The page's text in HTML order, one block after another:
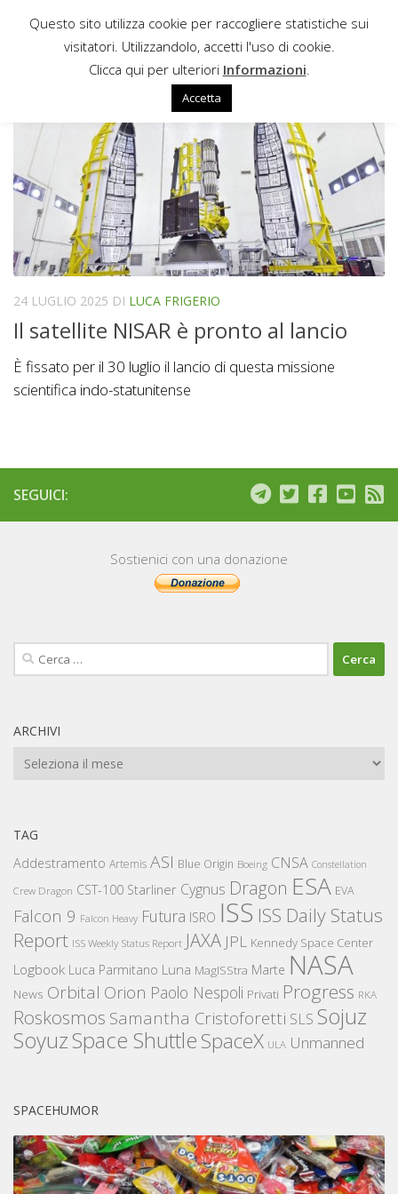
Sotto il contenuto
PERMAFROST
24 LUGLIO 2025 DI LUCA FRIGERIO
Il satellite NISAR è pronto al lancio
È fissato per il 30 luglio il lancio di questa missione
scientifica indo-statunitense
SEGUICI:
Sostienici con una donazione
Ricerca
per:
ARCHIVI
Archivi
TAG
Addestramento Artemis ASI Blue Origin Boeing CNSA Constellation
Crew Dragon CST-100 Starliner Cygnus Dragon ESA EVA
Falcon 9 Falcon Heavy Futura ISRO ISS ISS Daily Status
Report ISS Weekly Status Report JAXA JPL Kennedy Space Center
Logbook Luca Parmitano Luna MagISStra Marte NASA
News Orbital Orion Paolo Nespoli Privati Progress RKA
Roskosmos Samantha Cristoforetti SLS Sojuz
SoyuzSpace ShuttleSpaceX ULA Unmanned
SPACEHUMOR
Questo sito utilizza cookie per raccogliere statistiche sui
visitatori. Utilizzandolo, accetti l'uso di cookie.
Clicca qui per ulteriori Informazioni
Accetta